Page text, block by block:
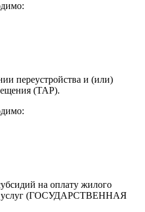
переустройства и (или)
(ТАР).
на оплату жилого
услуг (ГОСУДАРСТВЕННАЯ